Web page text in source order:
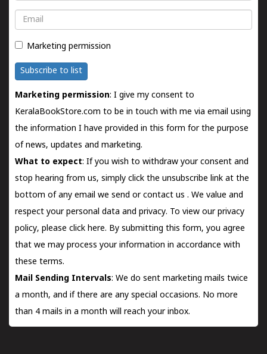
Email
Marketing permission
Subscribe to list
Marketing permission: I give my consent to
KeralaBookStore.com to be in touch with me via email using
the information I have provided in this form for the purpose
of news, updates and marketing.
What to expect: If you wish to withdraw your consent and
stop hearing from us, simply click the unsubscribe link at the
bottom of any email we send orcontact us . We value and
respect your personal data and privacy. To view our privacy
policy, please click here. By submitting this form, you agree
that we may process your information in accordance with
these terms.
Mail Sending Intervals: We do sent marketing mails twice
a month, and if there are any special occasions. No more
than 4 mails in a month will reach your inbox.